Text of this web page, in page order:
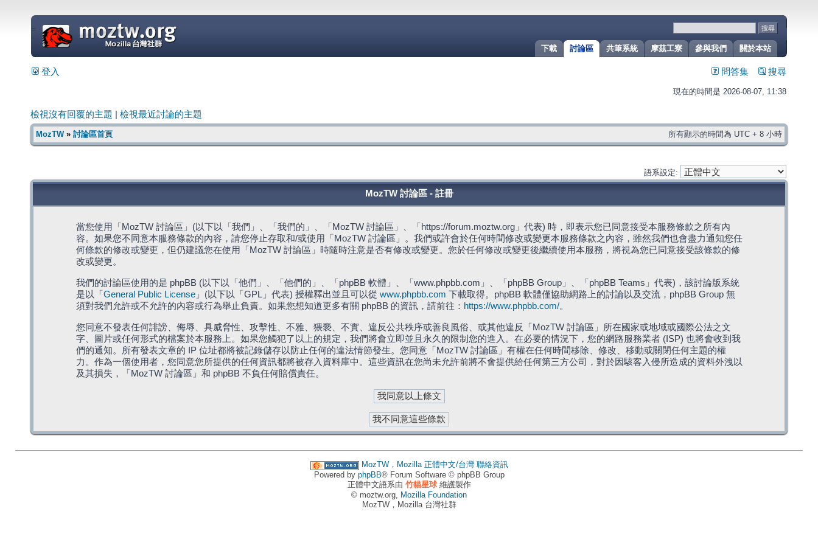
關於本站
參與我們
摩茲工寮
共筆系統
討論區
下載
=
登入 問答集 搜尋
現在的時間是 2026-08-07, 11:38
檢視沒有回覆的主題 檢視最近討論的主題
MozTW» 討論區首頁 所有顯示的時間為 UTC + 8 小時
語系設定:
MozTW 討論區 - 註冊
當您使用「MozTW 討論區」(以下以「我們」、「我們的」、「MozTW 討論區」、「https://forum.moztw.org」代表) 時，即表示您已同意接受本服務條款之所有內
容。如果您不同意本服務條款的內容，請您停止存取和/或使用「MozTW 討論區」。我們或許會於任何時間修改或變更本服務條款之內容，雖然我們也會盡力通知您任
何條款的修改或變更，但仍建議您在使用「MozTW 討論區」時隨時注意是否有修改或變更。您於任何修改或變更後繼續使用本服務，將視為您已同意接受該條款的修
改或變更。
我們的討論區使用的是 phpBB (以下以「他們」、「他們的」、「phpBB 軟體」、「www.phpbb.com」、「phpBB Group」、「phpBB Teams」代表)，該討論版系統
是以「 General Public License」(以下以「GPL」代表) 授權釋出並且可以從 www.phpbb.com 下載取得。phpBB 軟體僅協助網路上的討論以及交流，phpBB Group 無
須對我們允許或不允許的內容或行為舉止負責。如果您想知道更多有關 phpBB 的資訊，請前往： https://www.phpbb.com/。
您同意不發表任何誹謗、侮辱、具威脅性、攻擊性、不雅、猥褻、不實、違反公共秩序或善良風俗、或其他違反「MozTW 討論區」所在國家或地域或國際公法之文
字、圖片或任何形式的檔案於本服務上。如果您觸犯了以上的規定，我們將會立即並且永久的限制您的進入。在必要的情況下，您的網路服務業者 (ISP) 也將會收到我
們的通知。所有發表文章的 IP 位址都將被記錄儲存以防止任何的違法情節發生。您同意「MozTW 討論區」有權在任何時間移除、修改、移動或關閉任何主題的權
力。作為一個使用者，您同意您所提供的任何資訊都將被存入資料庫中。這些資訊在您尚未允許前將不會提供給任何第三方公司，對於因駭客入侵所造成的資料外洩以
及其損失，「MozTW 討論區」和 phpBB 不負任何賠償責任。
MozTW，Mozilla 正體中文/台灣 聯絡資訊
Powered by phpBB® Forum Software © phpBB Group
正體中文語系由 竹貓星球維護製作
© moztw.org, Mozilla Foundation
MozTW，Mozilla 台灣社群